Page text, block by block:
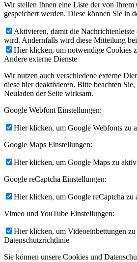
Wir stellen Ihnen eine Liste der von
gespeichert werden. Diese können Sie in
Aktivieren, damit die Nachrichtenleiste
wird. Andernfalls wird diese Mitteilung
Hier klicken, um notwendige Cookies
Andere externe Dienste
Wir nutzen auch verschiedene externe
diese hier deaktivieren. Bitte beachten
Neuladen der Seite wirksam.
Google Webfont Einstellungen:
Hier klicken, um Google Webfonts zu
Google Maps Einstellungen:
Hier klicken, um Google Maps zu
Google reCaptcha Einstellungen:
Hier klicken, um Google reCaptcha zu
Vimeo und YouTube Einstellungen:
Hier klicken, um Videoeinbettungen
Datenschutzrichtlinie
Sie können unsere Cookies und